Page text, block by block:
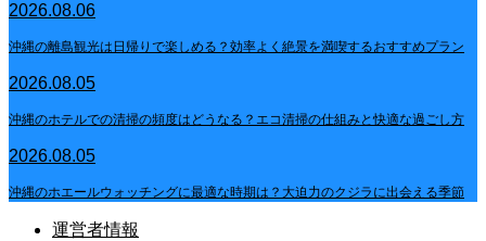
2026.08.06
沖縄の離島観光は日帰りで楽しめる？効率よく絶景を満喫するおすすめプラン
2026.08.05
沖縄のホテルでの清掃の頻度はどうなる？エコ清掃の仕組みと快適な過ごし方
2026.08.05
沖縄のホエールウォッチングに最適な時期は？大迫力のクジラに出会える季節
運営者情報